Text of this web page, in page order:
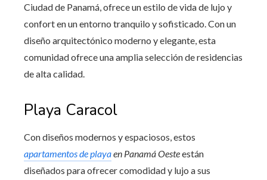
Ciudad de Panamá, ofrece un estilo de vida de lujo y
confort en un entorno tranquilo y sofisticado. Con un
diseño arquitectónico moderno y elegante, esta
comunidad ofrece una amplia selección de residencias
de alta calidad.
Playa Caracol
Con diseños modernos y espaciosos, estos
apartamentos de playaen Panamá Oesteestán
diseñados para ofrecer comodidad y lujo a sus